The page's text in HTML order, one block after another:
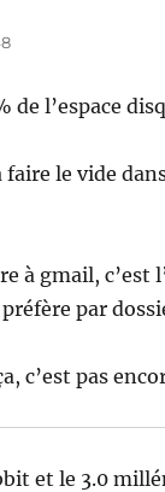
de l’espace
faire le vide
à gmail,
par
c’est pas
et le 3.0